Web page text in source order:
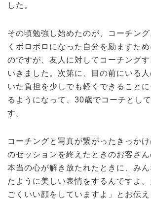
した。
その頃勉強し始めたのが、コーチン
くボロボロになった自分を励ますた
のですが、友人に対してコーチング
いきました。次第に、目の前にいる
いた負担を少しでも軽くできること
るようになって、30歳でコーチとし
す。
コーチングと写真が繋がったきっか
のセッションを終えたときのお客さん
本当の心が解き放たれたときに、み
たように美しい表情をするんですよ
ごくいい顔をしていますよ」とお伝